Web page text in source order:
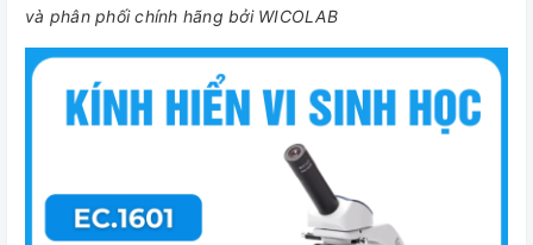
và phân phối chính hãng bởi WICOLAB